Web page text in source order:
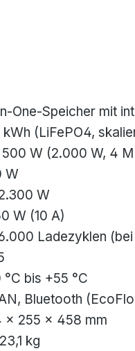
One-Speicher mit
kWh (LiFePO4,
W (2.000 W, 4
W
W
W (10 A)
Ladezyklen
°C bis +55 °C
Bluetooth
× 255 × 458 mm
kg